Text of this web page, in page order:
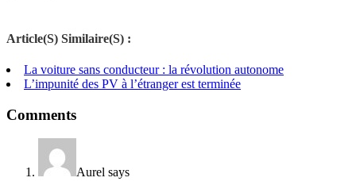
Article(S) Similaire(S) :
La voiture sans conducteur : la révolution autonome
L’impunité des PV à l’étranger est terminée
Comments
Aurel says